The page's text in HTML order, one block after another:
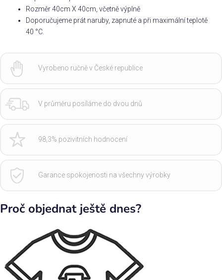
Rozměr 40cm X 40cm, včetně výplně
Doporučujeme prát naruby, zapnuté a při maximální teplotě
40 °C.
Vyrobeno ručně v České republice
V průměru posíláme do dvou dnů
98,3% pozivitních hodnocení
Garance spokojenosti na všechny výrobky
Proč objednat ještě dnes?